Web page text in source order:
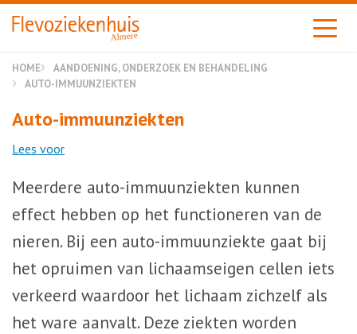
Almere
HOME
AANDOENING, ONDERZOEK EN BEHANDELING
AUTO-IMMUUNZIEKTEN
Auto-immuunziekten
Lees voor
Meerdere auto-immuunziekten kunnen
effect hebben op het functioneren van de
nieren. Bij een auto-immuunziekte gaat bij
het opruimen van lichaamseigen cellen iets
verkeerd waardoor het lichaam zichzelf als
het ware aanvalt. Deze ziekten worden